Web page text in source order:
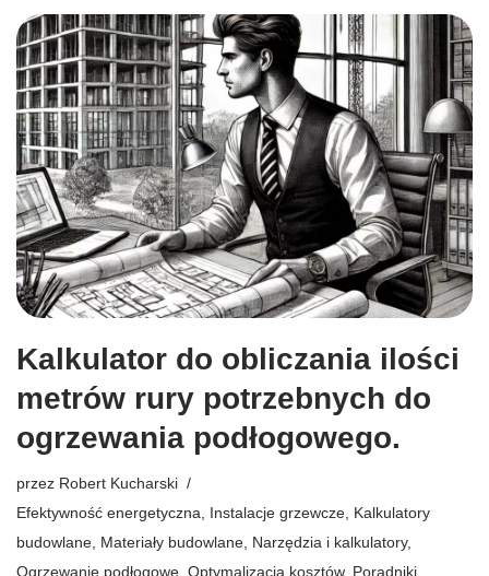
Kalkulator do obliczania ilości
metrów rury potrzebnych do
ogrzewania podłogowego.
przez Robert Kucharski
Efektywność energetyczna, Instalacje grzewcze, Kalkulatory
budowlane, Materiały budowlane, Narzędzia i kalkulatory,
Ogrzewanie podłogowe, Optymalizacja kosztów, Poradniki